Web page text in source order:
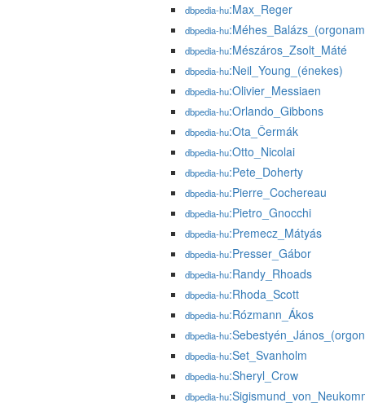
dbpedia-hu:Max_Reger
dbpedia-hu
dbpedia-hu:Mészáros_Zsolt_Máté
dbpedia-hu:Neil_Young_(énekes)
dbpedia-hu:Olivier_Messiaen
dbpedia-hu:Orlando_Gibbons
dbpedia-hu:Ota_Čermák
dbpedia-hu:Otto_Nicolai
dbpedia-hu:Pete_Doherty
dbpedia-hu:Pierre_Cochereau
dbpedia-hu:Pietro_Gnocchi
dbpedia-hu:Premecz_Mátyás
dbpedia-hu:Presser_Gábor
dbpedia-hu:Randy_Rhoads
dbpedia-hu:Rhoda_Scott
dbpedia-hu:Rózmann_Ákos
dbpedia-hu
dbpedia-hu:Set_Svanholm
dbpedia-hu:Sheryl_Crow
dbpedia-hu